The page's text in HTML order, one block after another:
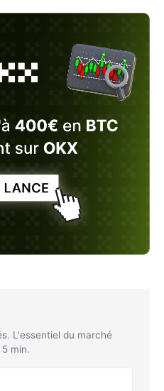
L'essentiel du marché
min.